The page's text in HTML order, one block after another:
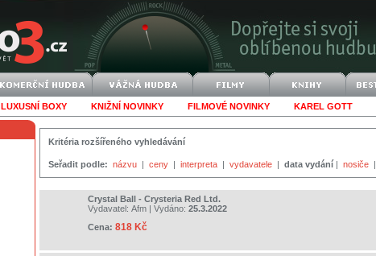
LUXUSNÍ BOXY KNIŽNÍ NOVINKY FILMOVÉ NOVINKY KAREL GOTT
Kritéria rozšířeného vyhledávání
Seřadit podle: názvu | ceny | interpreta | vydavatele | data vydání | nosiče |
Crystal Ball - Crysteria Red Ltd.
Vydavatel: Afm | Vydáno: 25.3.2022
Cena: 818 Kč